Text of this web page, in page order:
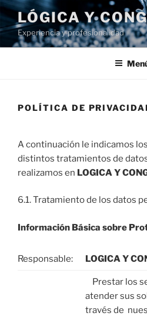
Saltar
contenido
LÓGICA Y
Experiencia y profesionalidad
POLÍTICA DE
A continuación le indicamos
distintos tratamientos de
realizamos en LOGICA Y
6.1. Tratamiento de los datos
Información Básica sobre
Responsable: LOGICA Y
Prestar los
atender sus
través de